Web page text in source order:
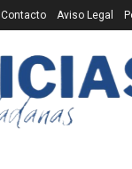
Contacto Aviso Legal